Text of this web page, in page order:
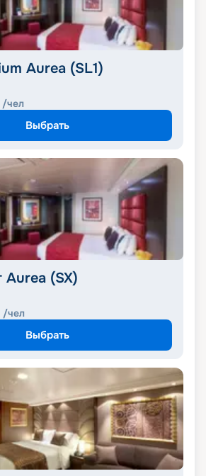
Aurea (SL1)
/чел
Выбрать
Aurea (SX)
/чел
Выбрать